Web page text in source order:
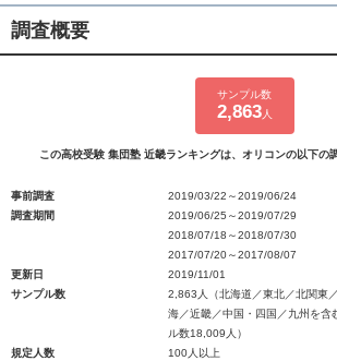
調査概要
サンプル数
2,863人
この高校受験 集団塾 近畿ランキングは、オリコンの以下の
事前調査
2019/03/22～2019/06/24
調査期間
2019/06/25～2019/07/29
2018/07/18～2018/07/30
2017/07/20～2017/08/07
更新日
2019/11/01
サンプル数
2,863人（北海道／東北／北関東
海／近畿／中国・四国／九州を含
ル数18,009人）
規定人数
100人以上